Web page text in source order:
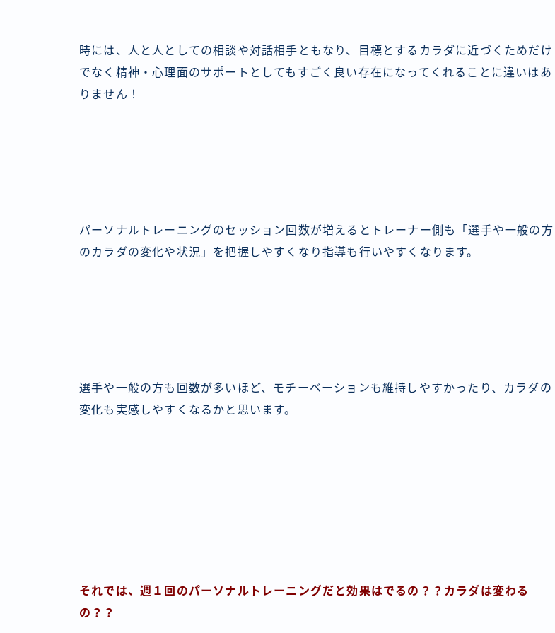
時には、人と人としての相談や対話相手ともなり、目標とするカラダに近づくためだけ
でなく 精神・心理面のサポートとしてもすごく良い存在になってくれる ことに違いはあ
りません！
パーソナルトレーニングのセッション回数が増えるとトレーナー側も「選手や一般の方
のカラダの変化や状況」を把握しやすくなり指導も行いやすくなります。
選手や一般の方も回数が多いほど、モチーベーションも維持しやすかったり、カラダの
変化も実感しやすくなるかと思います。
それでは、週１回のパーソナルトレーニングだと効果はでるの？？カラダは変わる
の？？